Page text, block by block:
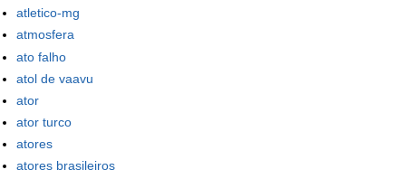
atletico-mg
atmosfera
ato falho
atol de vaavu
ator
ator turco
atores
atores brasileiros